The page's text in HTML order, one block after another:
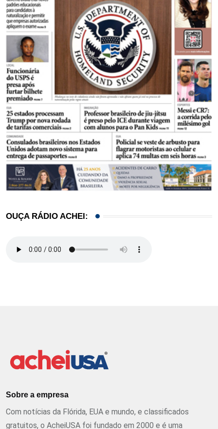
OUÇA RÁDIO ACHEI:
Sobre a empresa
Com notícias da Flórida, EUA e mundo, e classificados
gratuitos, o AcheiUSA foi fundado em 2000 e é uma